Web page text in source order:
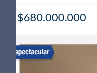
$680.000.000